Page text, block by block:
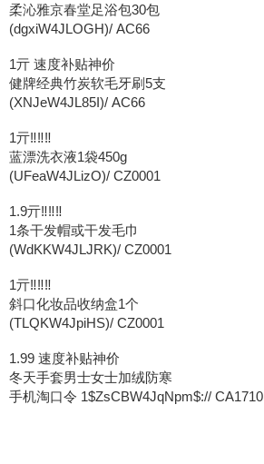
柔沁雅京春堂足浴包30包
(dgxiW4JLOGH)/ AC66
1亓 速度补贴神价
健牌经典竹炭软毛牙刷5支
(XNJeW4JL85I)/ AC66
1亓‼‼‼
蓝漂洗衣液1袋450g
(UFeaW4JLizO)/ CZ0001
1.9亓‼‼‼
1条干发帽或干发毛巾
(WdKKW4JLJRK)/ CZ0001
1亓‼‼‼
斜口化妆品收纳盒1个
(TLQKW4JpiHS)/ CZ0001
1.99 速度补贴神价
冬天手套男士女士加绒防寒
手机淘口令 1$ZsCBW4JqNpm$:// CA1710